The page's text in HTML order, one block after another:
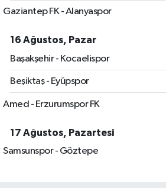
Gaziantep FK - Alanyaspor
16 Ağustos, Pazar
Başakşehir - Kocaelispor
Beşiktaş - Eyüpspor
Amed - Erzurumspor FK
17 Ağustos, Pazartesi
Samsunspor - Göztepe